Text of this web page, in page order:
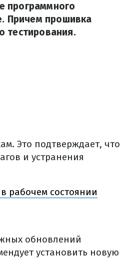
программного
Причем прошивка
тестирования.
Это подтверждает, что
и устранения
рабочем состоянии
обновлений
установить новую